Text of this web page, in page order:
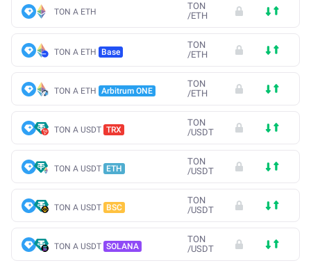
TON A ETH
TON
/ETH
TON A ETH Base
TON
/ETH
TON A ETH Arbitrum ONE
TON
/ETH
TON A USDT TRX
TON
/USDT
TON A USDT ETH
TON
/USDT
TON A USDT BSC
TON
/USDT
TON A USDT SOLANA
TON
/USDT